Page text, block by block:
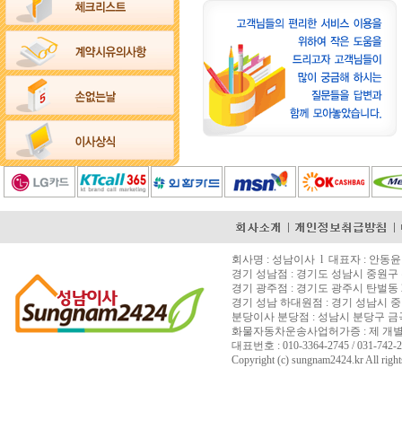
회사명 : 성남이사 l 대표자 : 안동
경기 성남점 : 경기도 성남시 중원
경기 광주점 : 경기도 광주시 탄벌동
경기 성남 하대원점 : 경기 성남시
분당이사 분당점 : 성남시 분당구 금
화물자동차운송사업허가증 : 제 개
대표번호 : 010-3364-2745 / 031-742-
Copyright (c) sungnam2424.kr All